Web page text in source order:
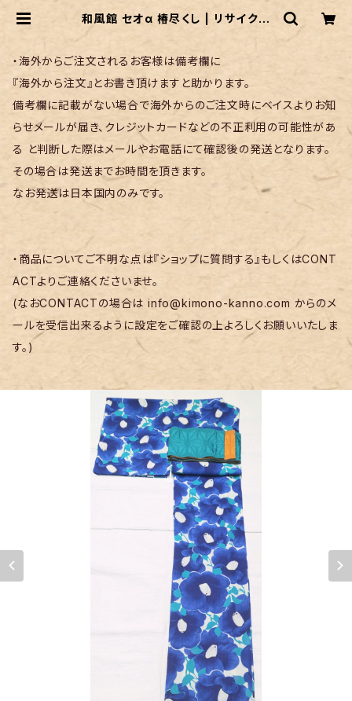
和風館 セオα 椿尽くし | リサイクル
・海外からご注文されるお客様は備考欄に
『海外から注文』とお書き頂けますと助かります。
備考欄に記載がない場合で海外からのご注文時にベイスよりお知
らせメールが届き、クレジットカードなどの不正利用の可能性があ
る と判断した際はメールやお電話にて確認後の発送となります。
その場合は発送までお時間を頂きます。
なお発送は日本国内のみです。
・商品についてご不明な点は『ショップに質問する』もしくはCONT
ACTよりご連絡くださいませ。
(なおCONTACTの場合はinfo@kimono-kanno.com からのメ
ールを受信出来るように設定をご確認の上よろしくお願いいたしま
す。)